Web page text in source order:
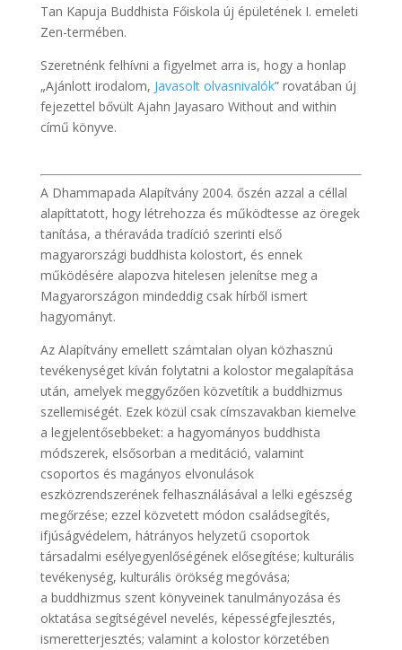
Tan Kapuja Buddhista Főiskola új épületének I. emeleti
Zen-termében.
Szeretnénk felhívni a figyelmet arra is, hogy a honlap
„Ajánlott irodalom, Javasolt olvasnivalók” rovatában új
fejezettel bővült Ajahn Jayasaro Without and within
című könyve.
A Dhammapada Alapítvány 2004. őszén azzal a céllal
alapíttatott, hogy létrehozza és működtesse az öregek
tanítása, a théraváda tradíció szerinti első
magyarországi buddhista kolostort, és ennek
működésére alapozva hitelesen jelenítse meg a
Magyarországon mindeddig csak hírből ismert
hagyományt.
Az Alapítvány emellett számtalan olyan közhasznú
tevékenységet kíván folytatni a kolostor megalapítása
után, amelyek meggyőzően közvetítik a buddhizmus
szellemiségét. Ezek közül csak címszavakban kiemelve
a legjelentősebbeket: a hagyományos buddhista
módszerek, elsősorban a meditáció, valamint
csoportos és magányos elvonulások
eszközrendszerének felhasználásával a lelki egészség
megőrzése; ezzel közvetett módon családsegítés,
ifjúságvédelem, hátrányos helyzetű csoportok
társadalmi esélyegyenlőségének elősegítése; kulturális
tevékenység, kulturális örökség megóvása;
a buddhizmus szent könyveinek tanulmányozása és
oktatása segítségével nevelés, képességfejlesztés,
ismeretterjesztés; valamint a kolostor körzetében